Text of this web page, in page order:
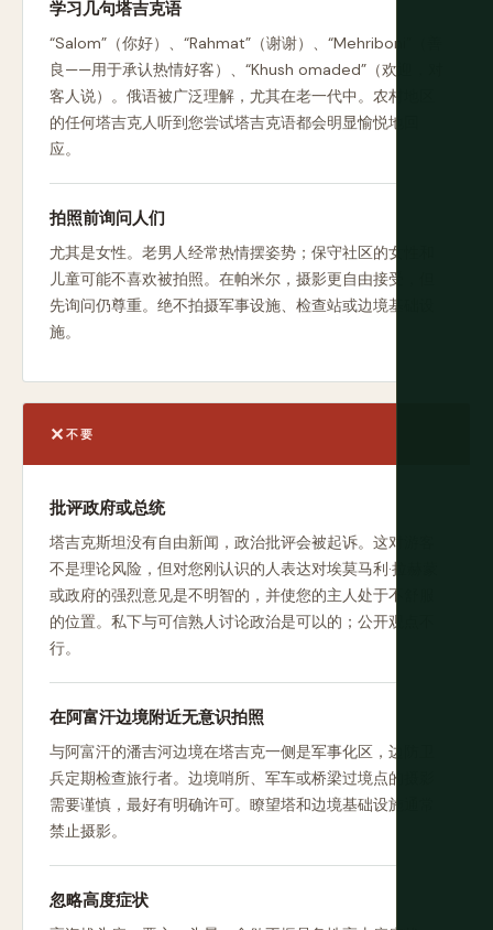
学习几句塔吉克语
“Salom”（你好）、“Rahmat”（谢谢）、“Mehriboni”（善
良——用于承认热情好客）、“Khush omaded”（欢迎，对
客人说）。俄语被广泛理解，尤其在老一代中。农村地区
的任何塔吉克人听到您尝试塔吉克语都会明显愉悦地回
应。
拍照前询问人们
尤其是女性。老男人经常热情摆姿势；保守社区的女性和
儿童可能不喜欢被拍照。在帕米尔，摄影更自由接受，但
先询问仍尊重。绝不拍摄军事设施、检查站或边境基础设
施。
不要
批评政府或总统
塔吉克斯坦没有自由新闻，政治批评会被起诉。这对游客
不是理论风险，但对您刚认识的人表达对埃莫马利·拉赫蒙
或政府的强烈意见是不明智的，并使您的主人处于不舒服
的位置。私下与可信熟人讨论政治是可以的；公开观点不
行。
在阿富汗边境附近无意识拍照
与阿富汗的潘吉河边境在塔吉克一侧是军事化区，边防卫
兵定期检查旅行者。边境哨所、军车或桥梁过境点的摄影
需要谨慎，最好有明确许可。瞭望塔和边境基础设施通常
禁止摄影。
忽略高度症状